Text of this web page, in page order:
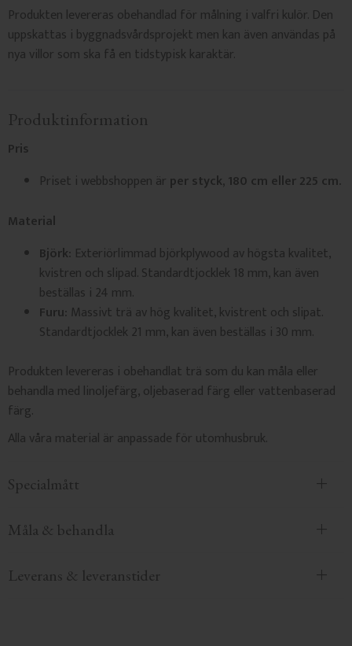
Produkten levereras obehandlad för målning i valfri kulör. Den
uppskattas i byggnadsvårdsprojekt men kan även användas på
nya villor som ska få en tidstypisk karaktär.
Produktinformation
Pris
Priset i webbshoppen är per styck, 180 cm eller 225 cm.
Material
Björk: Exteriörlimmad björkplywood av högsta kvalitet,
kvistren och slipad. Standardtjocklek 18 mm, kan även
beställas i 24 mm.
Furu: Massivt trä av hög kvalitet, kvistrent och slipat.
Standardtjocklek 21 mm, kan även beställas i 30 mm.
Produkten levereras i obehandlat trä som du kan måla eller
behandla med linoljefärg, oljebaserad färg eller vattenbaserad
färg.
Alla våra material är anpassade för utomhusbruk.
Specialmått
Måla & behandla
Leverans & leveranstider